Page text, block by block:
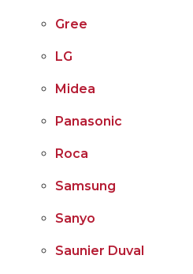
Gree
LG
Midea
Panasonic
Roca
Samsung
Sanyo
Saunier Duval